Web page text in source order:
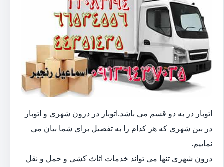
اتوبار در به دو قسم می باشد.اتوبار در درون شهری و اتوبار
در بین شهری که هر کدام را به تفصیل برای شما بیان می
نماییم.
درون شهری تنها می تواند خدمات اثاث کشی و حمل و نقل